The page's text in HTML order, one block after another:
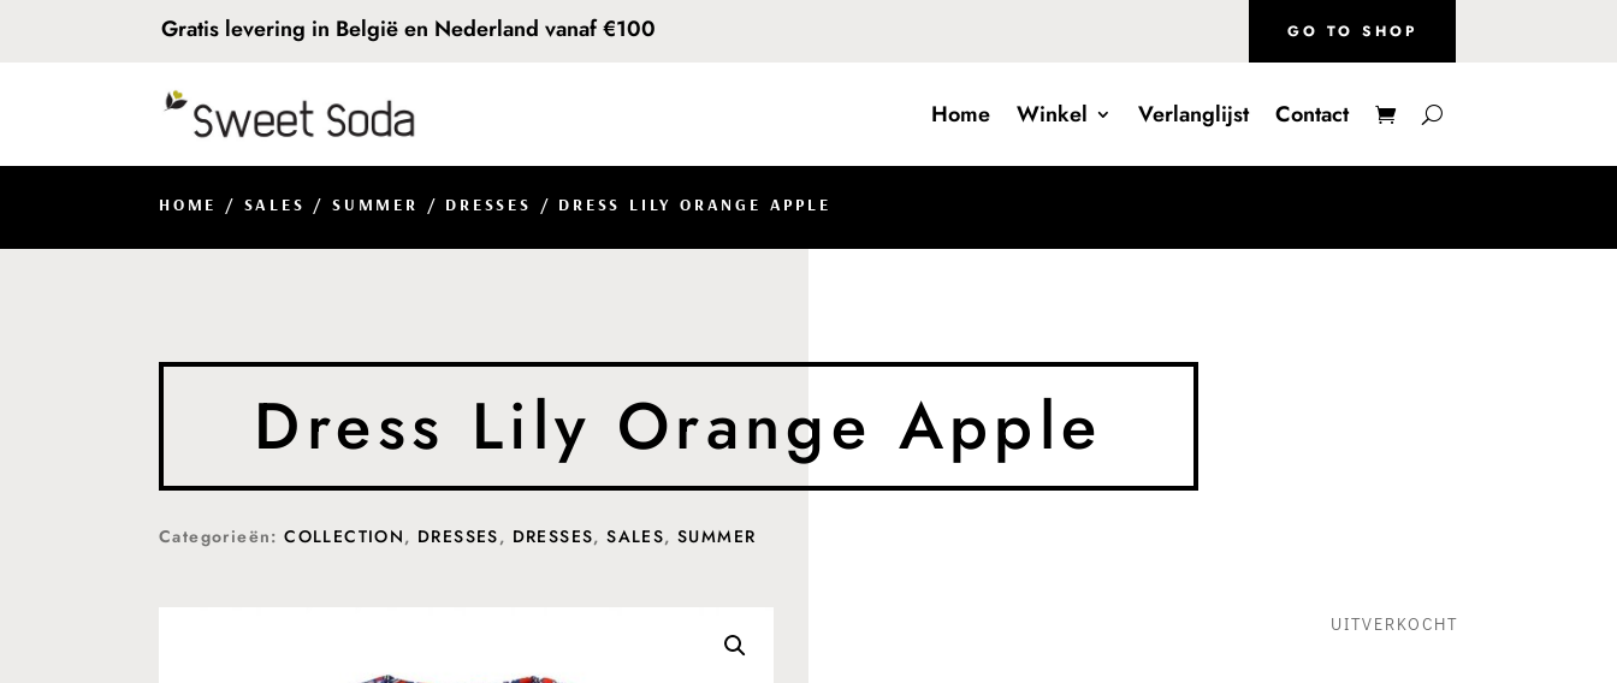
Gratis levering in België en Nederland vanaf €100 GO TO SHOP
Home Winkel Verlanglijst Contact
HOME / SALES /SUMMER / DRESSES / DRESS LILY ORANGE APPLE
Dress Lily Orange Apple
Categorieën:COLLECTION, DRESSES, DRESSES,SALES,SUMMER
UITVERKOCHT